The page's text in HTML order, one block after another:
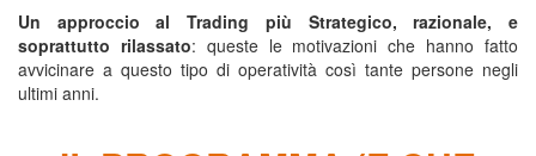
Un approccio al Trading più Strategico, razionale, e
soprattutto rilassato: queste le motivazioni che hanno fatto
avvicinare a questo tipo di operatività così tante persone negli
ultimi anni.